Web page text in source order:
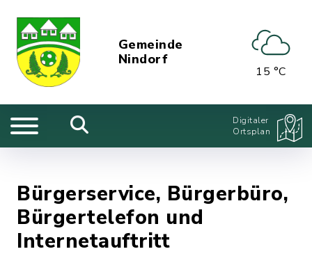
Gemeinde
Nindorf
15 °C
Digitaler
Ortsplan
Bürgerservice, Bürgerbüro,
Bürgertelefon und
Internetauftritt